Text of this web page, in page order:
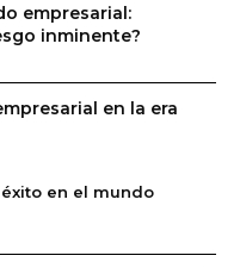
empresarial:
inminente?
en la era
en el mundo